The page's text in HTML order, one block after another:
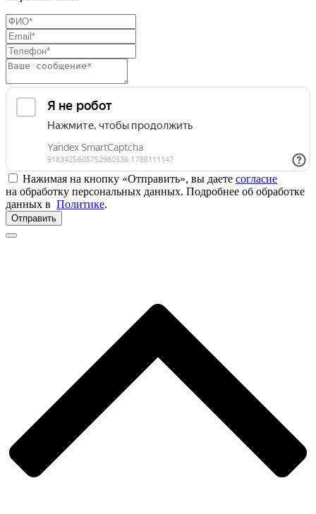
Нажимая на кнопку «Отправить», вы даете согласие
на обработку персональных данных. Подробнее об обработке
данных в Политике.
Отправить